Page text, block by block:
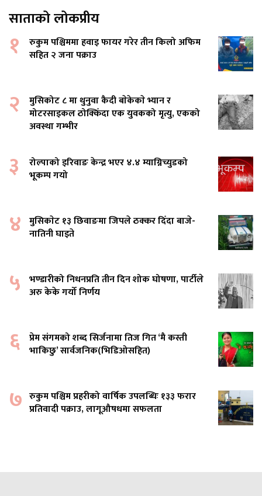
साताको लोकप्रीय
१
रुकुम पश्चिममा हवाइ फायर गरेर तीन किलो अफिम
सहित २ जना पक्राउ
२
मुसिकोट ८ मा थुनुवा कैदी बाेकेकाे भ्यान र
मोटरसाइकल ठोक्किँदा एक युवकको मृत्यु, एकको
अवस्था गम्भीर
३
रोल्पाको इरिवाङ केन्द्र भएर ४.४ म्याग्निच्युडको
भूकम्प गयो
४ मुसिकाेट १३ छिवाङमा जिपले ठक्कर दिँदा बाजे-
नातिनी घाइते
५ भण्डारीको निधनप्रति तीन दिन शोक घोषणा, पार्टीले
अरु केके गर्यो निर्णय
६ प्रेम संगमको शब्द सिर्जनामा तिज गित ‘मै कस्ती
भाकिछु’ सार्वजनिक(भिडिओसहित)
७ रुकुम पश्चिम प्रहरीको वार्षिक उपलब्धिः १३३ फरार
प्रतिवादी पक्राउ, लागूऔषधमा सफलता